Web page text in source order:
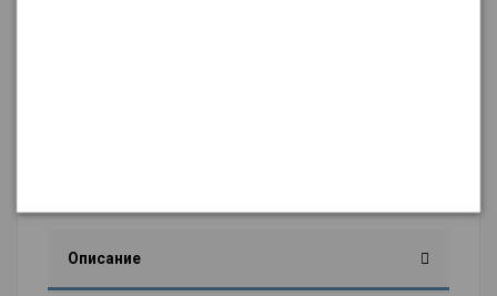
Описание